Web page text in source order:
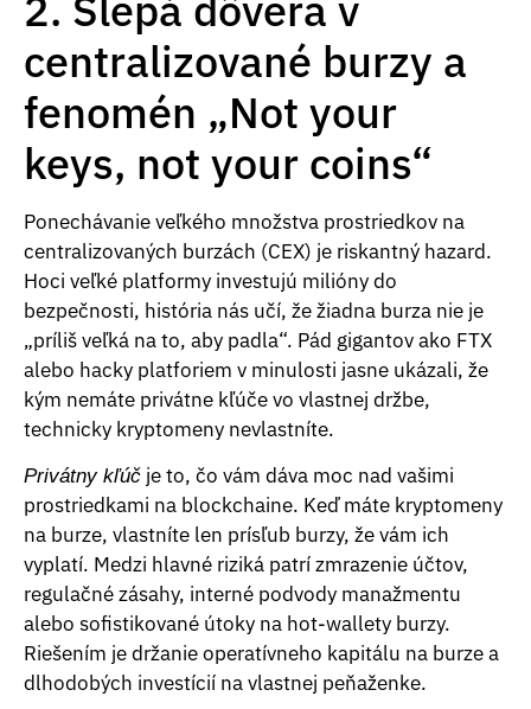
centralizované burzy a
fenomén „Not your
keys, not your coins“
Ponechávanie veľkého množstva prostriedkov na
centralizovaných burzách (CEX) je riskantný hazard.
Hoci veľké platformy investujú milióny do
bezpečnosti, história nás učí, že žiadna burza nie je
„príliš veľká na to, aby padla“. Pád gigantov ako FTX
alebo hacky platforiem v minulosti jasne ukázali, že
kým nemáte privátne kľúče vo vlastnej držbe,
technicky kryptomeny nevlastníte.
Privátny kľúč je to, čo vám dáva moc nad vašimi
prostriedkami na blockchaine. Keď máte kryptomeny
na burze, vlastníte len prísľub burzy, že vám ich
vyplatí. Medzi hlavné riziká patrí zmrazenie účtov,
regulačné zásahy, interné podvody manažmentu
alebo sofistikované útoky na hot-wallety burzy.
Riešením je držanie operatívneho kapitálu na burze a
dlhodobých investícií na vlastnej peňaženke.